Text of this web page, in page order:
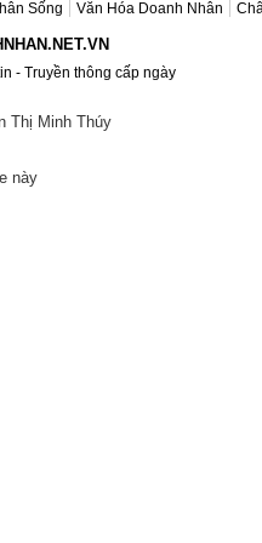
Sống Văn Hóa Doanh Nhân
- Truyền thông cấp ngày
Thị Minh Thúy
này